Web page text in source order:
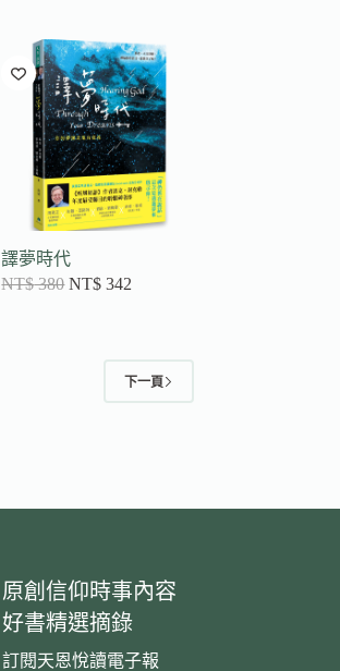
譯夢時代
NT$380 NT$ 342
下一頁
原創信仰時事內容
好書精選摘錄
訂閱天恩悅讀電子報